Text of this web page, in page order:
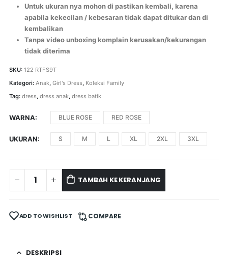
Untuk ukuran nya mohon di pastikan kembali, karena
apabila kekecilan / kebesaran tidak dapat ditukar dan di
kembalikan
Tanpa video unboxing komplain kerusakan/kekurangan
tidak diterima
SKU: 122 RTFS9T
Kategori: Anak, Girl's Dress, Koleksi Family
Tag: dress, dress anak, dress batik
WARNA BLUE ROSE RED ROSE
UKURAN S M L XL 2XL 3XL
TAMBAH KE KERANJANG
ADD TO WISHLIST COMPARE
DESKRIPSI